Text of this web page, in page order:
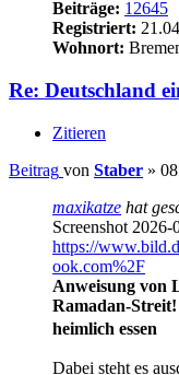
Beiträge: 12645
Registriert:
Wohnort:
Re: Deutschland
Zitieren
Beitrag von Staber »
maxikatze hat
Screenshot
https://
ook.com%2F
Anweisung von
Ramadan-
heimlich essen
Dabei steht es